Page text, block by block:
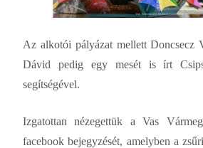
Az alkotói pályázat mellett Doncsecz
Dávid pedig egy mesét is írt
segítségével.
Izgatottan nézegettük a Vas
facebook bejegyzését, amelyben a